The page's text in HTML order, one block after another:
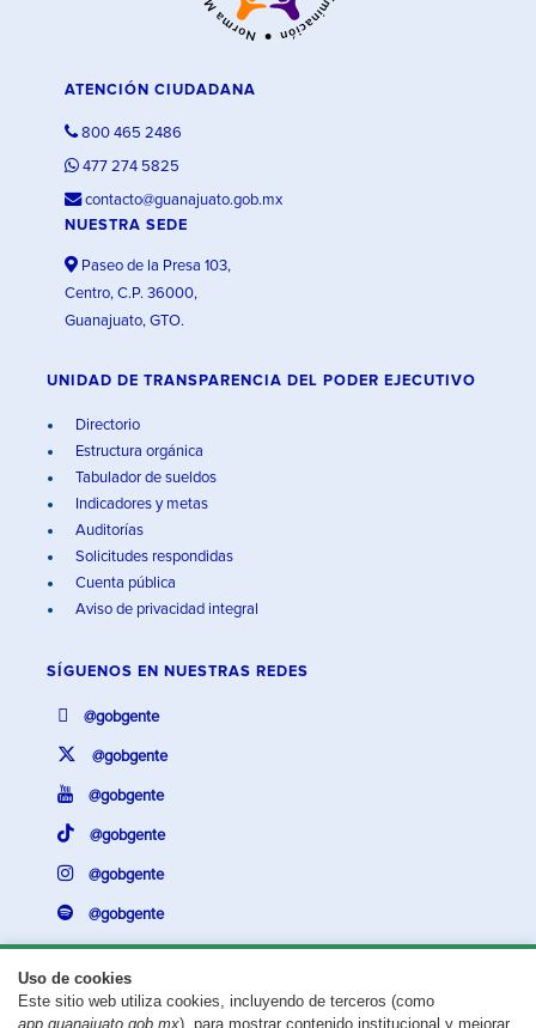
Uso de cookies
Este sitio web utiliza cookies, incluyendo de terceros (como
app.guanajuato.gob.mx), para mostrar contenido institucional y mejorar
ATENCIÓN CIUDADANA
800 465 2486
477 274 5825
contacto@guanajuato.gob.mx
NUESTRA SEDE
Paseo de la Presa 103,
Centro, C.P. 36000,
Guanajuato, GTO.
UNIDAD DE TRANSPARENCIA DEL PODER EJECUTIVO
Directorio
Estructura orgánica
Tabulador de sueldos
Indicadores y metas
Auditorías
Solicitudes respondidas
Cuenta pública
Aviso de privacidad integral
SÍGUENOS EN NUESTRAS REDES
@gobgente
@gobgente
@gobgente
@gobgente
@gobgente
@gobgente
¿Existe algún problema con esta página?Repórtalo aquí.